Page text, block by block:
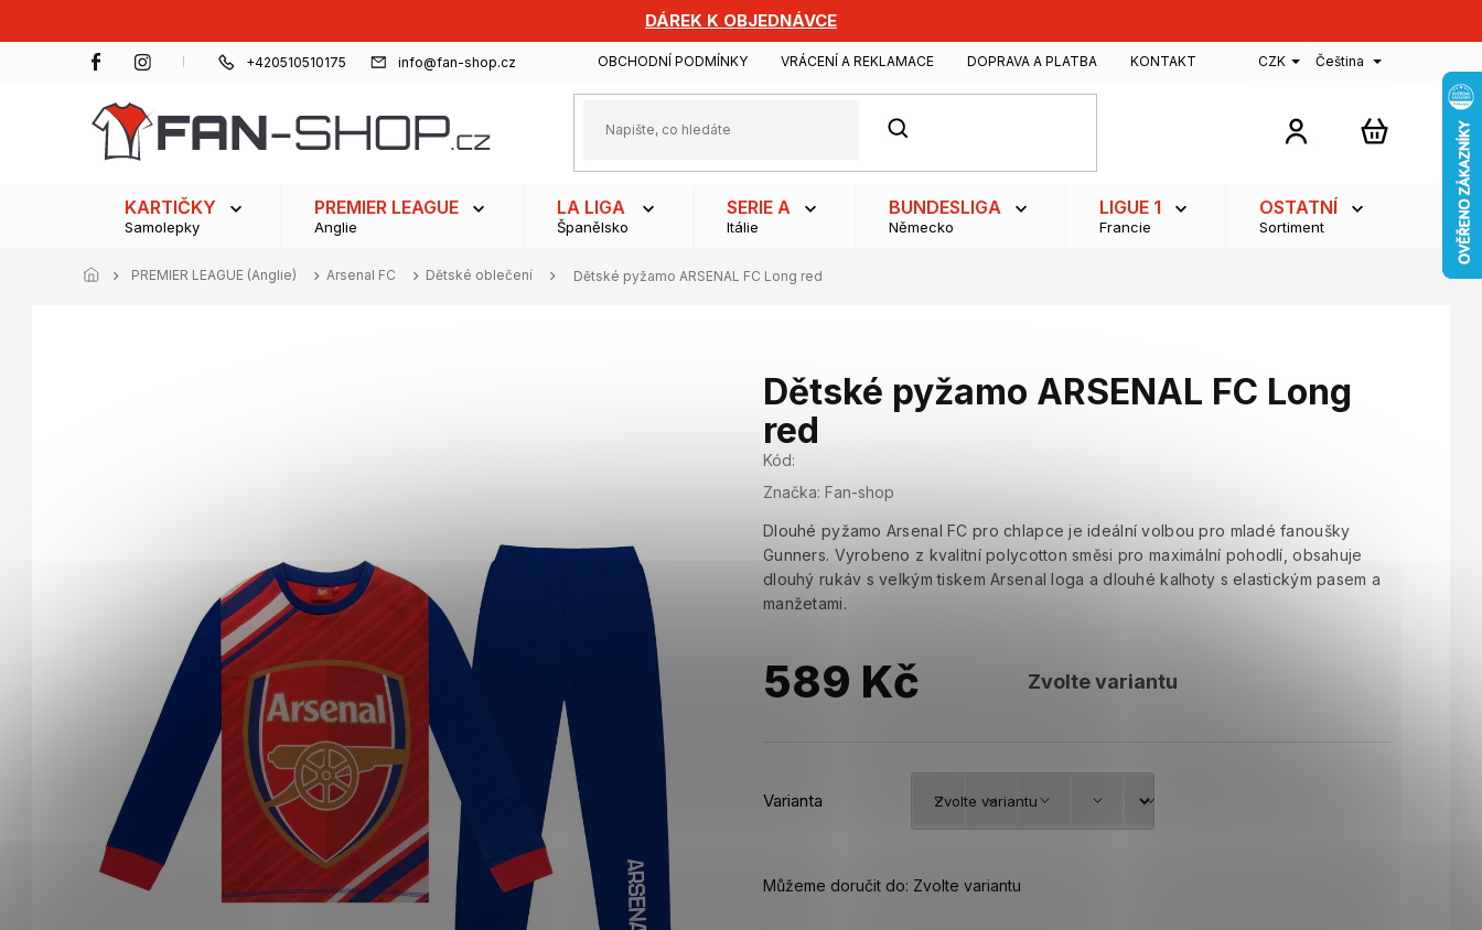
DÁREK K OBJEDNÁVCE
+420510510175 info@fan-shop.cz OBCHODNÍ PODMÍNKY VRÁCENÍ A REKLAMACE DOPRAVA A PLATBA KONTAKT CZK Čeština
HLEDAT
NÁKUPNÍ
KARTIČKY
Samolepky
PREMIER LEAGUE
Anglie
LA LIGA
Španělsko
SERIE A
Itálie
BUNDESLIGA
Německo
LIGUE 1
Francie
OSTATNÍ
Sortiment
PREMIER LEAGUE (Anglie) Arsenal FC Dětské oblečení Dětské pyžamo ARSENAL FC Long red
Dětské pyžamo ARSENAL FC Long
red
Kód:
Značka: Fan-shop
Dlouhé pyžamo Arsenal FC pro chlapce je ideální volbou pro mladé fanoušky
Gunners. Vyrobeno z kvalitní polycotton směsi pro maximální pohodlí, obsahuje
dlouhý rukáv s velkým tiskem Arsenal loga a dlouhé kalhoty s elastickým pasem a
manžetami.
589 Kč Zvolte variantu
Varianta
Můžeme doručit do: Zvolte variantu